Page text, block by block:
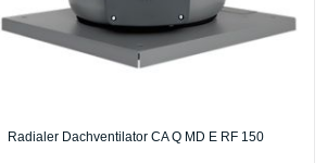
Radialer Dachventilator CA Q MD E RF 150